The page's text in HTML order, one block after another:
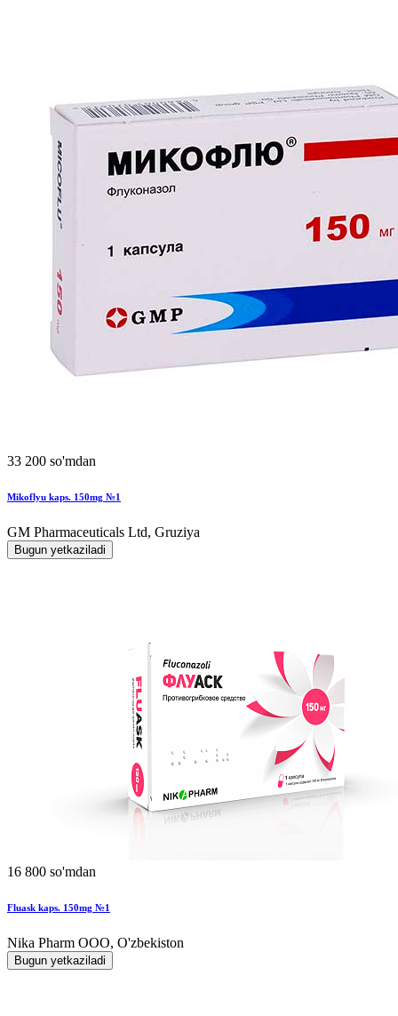
33 200 so'mdan
Mikoflyu kaps. 150mg №1
GM Pharmaceuticals Ltd, Gruziya
Bugun yetkaziladi
16 800 so'mdan
Fluask kaps. 150mg №1
Nika Pharm ООО, O'zbekiston
Bugun yetkaziladi